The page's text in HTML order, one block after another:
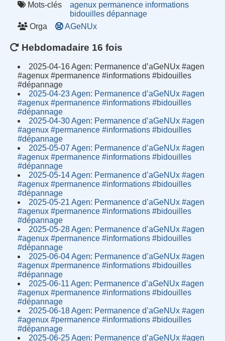
Mots-clés
agenux permanence informations
bidouilles dépannage
Orga
AGeNUx
Hebdomadaire 16 fois
2025-04-16 Agen: Permanence d’aGeNUx #agen
#agenux #permanence #informations #bidouilles
#dépannage
2025-04-23 Agen: Permanence d’aGeNUx #agen
#agenux #permanence #informations #bidouilles
#dépannage
2025-04-30 Agen: Permanence d’aGeNUx #agen
#agenux #permanence #informations #bidouilles
#dépannage
2025-05-07 Agen: Permanence d’aGeNUx #agen
#agenux #permanence #informations #bidouilles
#dépannage
2025-05-14 Agen: Permanence d’aGeNUx #agen
#agenux #permanence #informations #bidouilles
#dépannage
2025-05-21 Agen: Permanence d’aGeNUx #agen
#agenux #permanence #informations #bidouilles
#dépannage
2025-05-28 Agen: Permanence d’aGeNUx #agen
#agenux #permanence #informations #bidouilles
#dépannage
2025-06-04 Agen: Permanence d’aGeNUx #agen
#agenux #permanence #informations #bidouilles
#dépannage
2025-06-11 Agen: Permanence d’aGeNUx #agen
#agenux #permanence #informations #bidouilles
#dépannage
2025-06-18 Agen: Permanence d’aGeNUx #agen
#agenux #permanence #informations #bidouilles
#dépannage
2025-06-25 Agen: Permanence d’aGeNUx #agen